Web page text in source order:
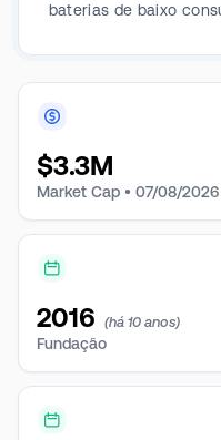
baterias de baixo
$3.3M
Market Cap • 07/08/2026
2016 (há 10 anos)
Fundação